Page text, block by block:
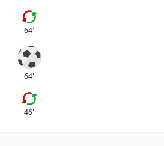
Andra bytet
64'
Mål
64'
Första bytet
46'